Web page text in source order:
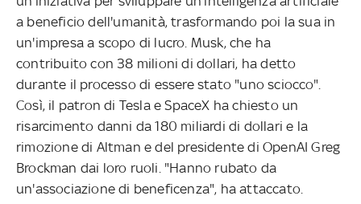
a beneficio dell'umanità, trasformando poi la sua in
un'impresa a scopo di lucro. Musk, che ha
contribuito con 38 milioni di dollari, ha detto
durante il processo di essere stato "uno sciocco".
Così, il patron di Tesla e SpaceX ha chiesto un
risarcimento danni da 180 miliardi di dollari e la
rimozione di Altman e del presidente di OpenAI Greg
Brockman dai loro ruoli. "Hanno rubato da
un'associazione di beneficenza", ha attaccato.